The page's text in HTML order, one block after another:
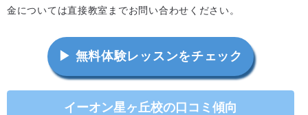
金については直接教室までお問い合わせください。
▶ 無料体験レッスンをチェック
イーオン星ヶ丘校の口コミ傾向